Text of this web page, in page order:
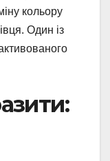
кольору
Один із